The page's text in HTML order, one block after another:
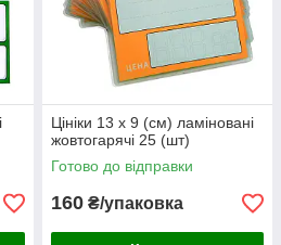
Цініки 13 х 9 (см) ламіновані
жовтогарячі 25 (шт)
Готово до відправки
160 ₴/упаковка